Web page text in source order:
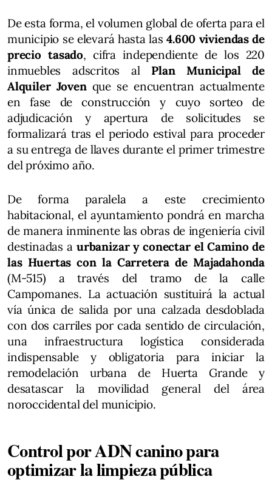
De esta forma, el volumen global de oferta para el
municipio se elevará hasta las 4.600 viviendas de
precio tasado, cifra independiente de los 220
inmuebles adscritos al Plan Municipal de
Alquiler Jovenque se encuentran actualmente
en fase de construcción y cuyo sorteo de
adjudicación y apertura de solicitudes se
formalizará tras el periodo estival para proceder
a su entrega de llaves durante el primer trimestre
del próximo año.
De forma paralela a este crecimiento
habitacional, el ayuntamiento pondrá en marcha
de manera inminente las obras de ingeniería civil
destinadas aurbanizar y conectar el Camino de
las Huertas con la Carretera de Majadahonda
(M-515) a través del tramo de la calle
Campomanes. La actuación sustituirá la actual
vía única de salida por una calzada desdoblada
con dos carriles por cada sentido de circulación,
una infraestructura logística considerada
indispensable y obligatoria para iniciar la
remodelación urbana de Huerta Grande y
desatascar la movilidad general del área
noroccidental del municipio.
Control por ADN canino para
optimizar la limpieza pública